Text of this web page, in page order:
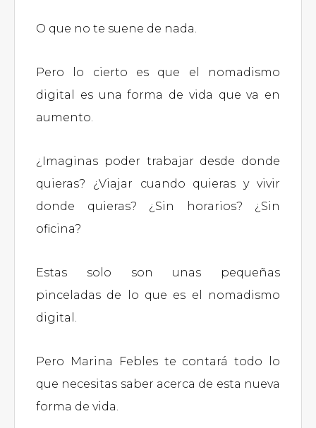
O que no te suene de nada.
Pero lo cierto es que el nomadismo
digital es una forma de vida que va en
aumento.
¿Imaginas poder trabajar desde donde
quieras? ¿Viajar cuando quieras y vivir
donde quieras? ¿Sin horarios? ¿Sin
oficina?
Estas solo son unas pequeñas
pinceladas de lo que es el nomadismo
digital.
Pero Marina Febles te contará todo lo
que necesitas saber acerca de esta nueva
forma de vida.